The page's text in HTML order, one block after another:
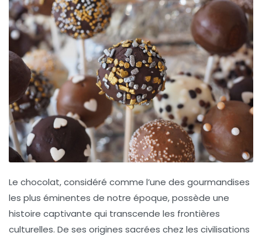
Le chocolat, considéré comme l’une des gourmandises
les plus éminentes de notre époque, possède une
histoire captivante qui transcende les frontières
culturelles. De ses origines sacrées chez les civilisations